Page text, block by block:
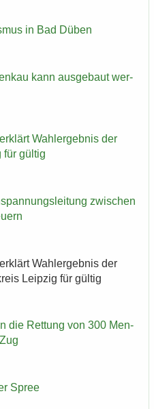
in Bad Düben
kann aus­ge­baut wer­
Wahl­er­geb­nis der
für gül­tig
zwi­schen
Wahl­er­geb­nis der
Leip­zig für gül­tig
die Ret­tung von 300 Men­
Spree